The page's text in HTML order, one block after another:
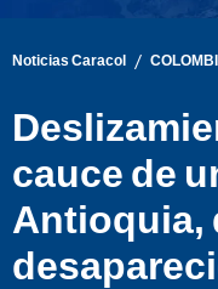
Noticias Caracol /
cauce de
Antioquia,